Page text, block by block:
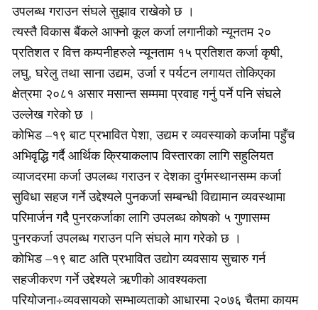
उपलब्ध गराउन संघले सुझाव राखेको छ ।
त्यस्तै विकास बैंकले आफ्नो कूल कर्जा लगानीको न्यूनतम २०
प्रतिशत र वित्त कम्पनीहरुले न्यूनताम १५ प्रतिशत कर्जा कृषी,
लघु, घरेलु तथा साना उद्यम, उर्जा र पर्यटन लगायत तोकिएका
क्षेत्रमा २०८१ असार मसान्त सम्ममा प्रवाह गर्नु पर्ने पनि संघले
उल्लेख गरेको छ ।
कोभिड –१९ बाट प्रभावित पेशा, उद्यम र व्यवस्याको कर्जामा पहुँच
अभिवृद्धि गर्दै आर्थिक क्रियाकलाप विस्तारका लागि सहुलियत
व्याजदरमा कर्जा उपलब्ध गराउन र देशका दुर्गमस्थानसम्म कर्जा
सुविधा सहज गर्ने उद्देश्यले पुनकर्जा सम्बन्धी विद्यामान व्यवस्थामा
परिमार्जन गदैै पुनरकर्जाका लागि उपलब्ध कोषको ५ गुणासम्म
पुनरकर्जा उपलब्ध गराउन पनि संघले माग गरेको छ ।
कोभिड –१९ बाट अति प्रभावित उद्योग व्यवसाय सुचारु गर्न
सहजीकरण गर्ने उद्देश्यले ऋणीको आवश्यकता
परियोजना÷व्यवसायको सम्भाव्यताको आधारमा २०७६ चैतमा कायम